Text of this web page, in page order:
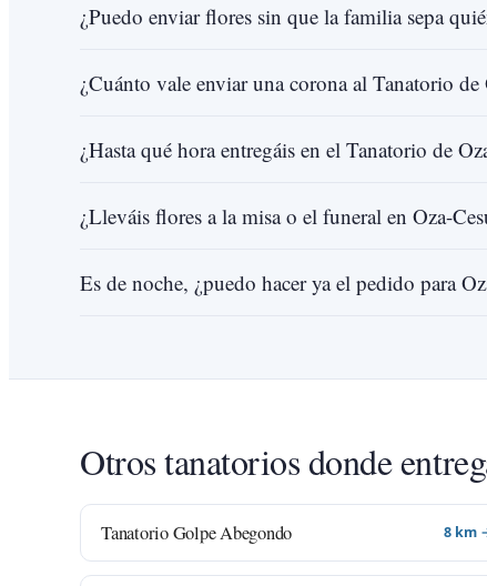
¿Puedo enviar flores sin que la familia sepa
¿Cuánto vale enviar una corona al Tanatorio de
¿Hasta qué hora entregáis en el Tanatorio de
¿Lleváis flores a la misa o el funeral en Oza-
Es de noche, ¿puedo hacer ya el pedido para
Otros tanatorios donde
Tanatorio Golpe Abegondo 8 km